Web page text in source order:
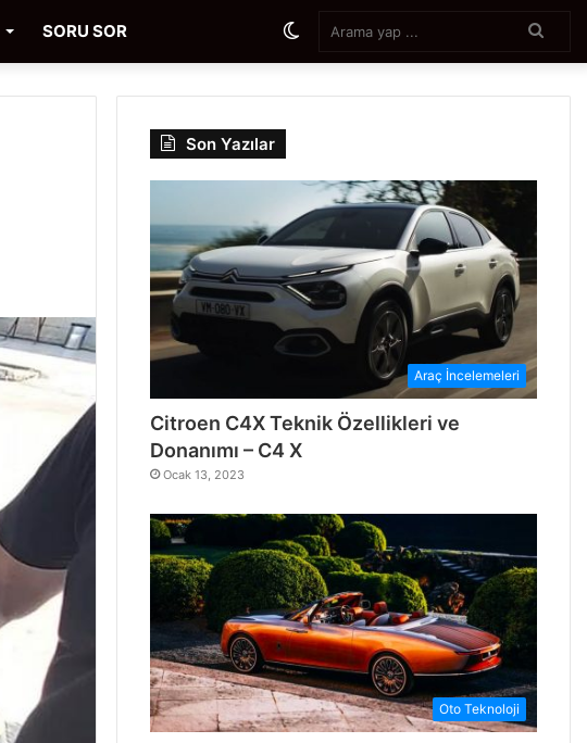
SORU SOR
...
görünümü
Son Yazılar
Araç İncelemeleri
Citroen C4X Teknik Özellikleri ve
Donanımı – C4 X
Ocak 13, 2023
Oto Teknoloji